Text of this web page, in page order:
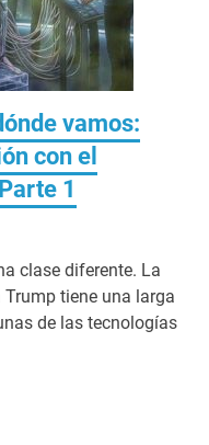
vamos:
con el
1
clase diferente. La
tiene una larga
de las tecnologías